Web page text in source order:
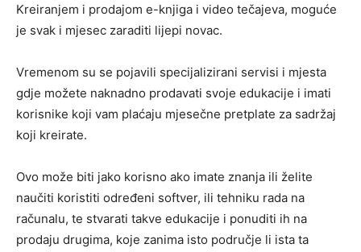
Kreiranjem i prodajom e-knjiga i video tečajeva, moguće
je svak i mjesec zaraditi lijepi novac.
Vremenom su se pojavili specijalizirani servisi i mjesta
gdje možete naknadno prodavati svoje edukacije i imati
korisnike koji vam plaćaju mjesečne pretplate za sadržaj
koji kreirate.
Ovo može biti jako korisno ako imate znanja ili želite
naučiti koristiti određeni softver, ili tehniku rada na
računalu, te stvarati takve edukacije i ponuditi ih na
prodaju drugima, koje zanima isto područje li ista ta